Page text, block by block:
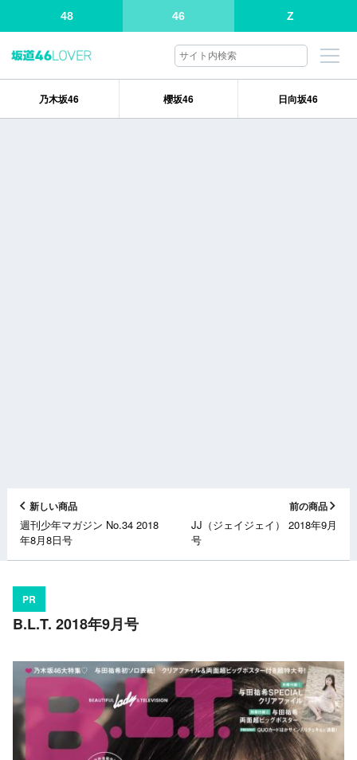
48 46 Z
乃木坂46 櫻坂46 日向坂46
新しい商品
週刊少年マガジン No.34 2018
年8月8日号
前の商品
JJ（ジェイジェイ） 2018年9月
号
PR
B.L.T. 2018年9月号